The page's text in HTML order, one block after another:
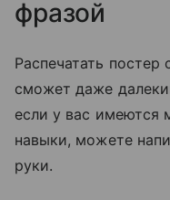
фразой
Распечатать
сможет даже
если у вас имеются
навыки, можете
руки.